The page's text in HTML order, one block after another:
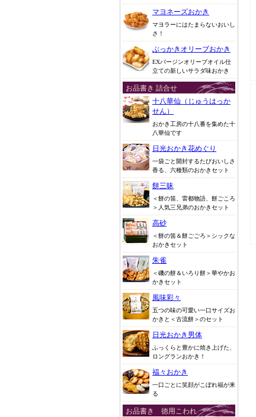
マヨネーズおかき
マヨラーにはたまらないおいし
さ！
ぶっかきオリーブおかき
EXバージンオリーブオイル仕
立ての新しいサラダ味おかき
お品書き 詰合せ
十八華仙（じゅうはっか
せん）
おかき工房の十八番を集めた十
八華仙です
日光おかき花めぐり
一袋ごと開封するたびおいしさ
香る、六種類のおかきセット
餅三昧
＜餅の笛、雷都物語、餅ごころ
＞人気三兄弟のおかきセット
高砂
＜餅の笛＆餅ごごろ＞シックな
おかきセット
朱雀
＜磯の餅＆いろり餅＞華やかお
かきセット
風味彩々
五つの味の可愛い一口サイズお
かきと＜古流餅＞のセット
日光おかき男体
ふっくらと豊かに焼き上げた、
ロングランおかき！
福々おかき
一口ごとに笑顔がこぼれ福が来
る
お品書き 徳用こわれ